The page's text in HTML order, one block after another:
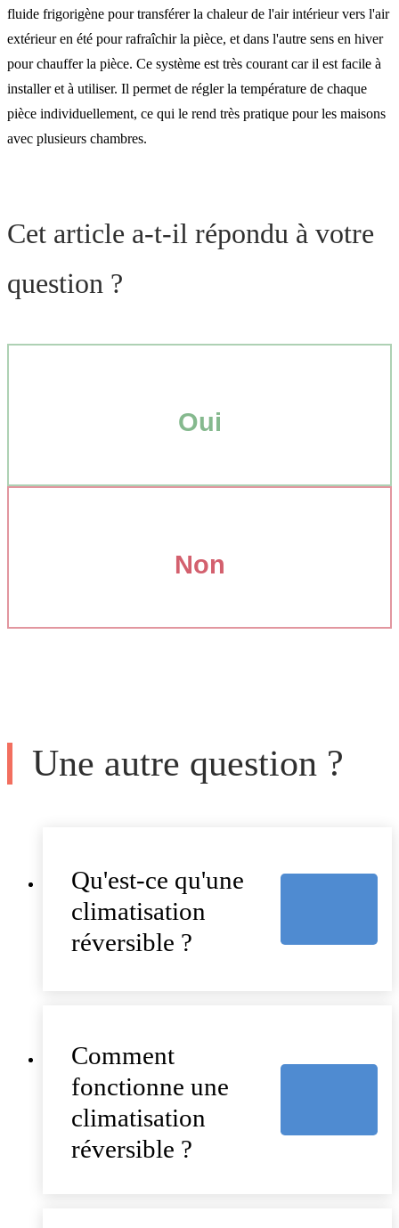
fluide frigorigène pour transférer la chaleur de l'air intérieur vers l'air
extérieur en été pour rafraîchir la pièce, et dans l'autre sens en hiver
pour chauffer la pièce. Ce système est très courant car il est facile à
installer et à utiliser. Il permet de régler la température de chaque
pièce individuellement, ce qui le rend très pratique pour les maisons
avec plusieurs chambres.
Cet article a-t-il répondu à votre
question ?
Oui
Non
Une autre question ?
Qu'est-ce qu'une
climatisation
réversible ?
Comment
fonctionne une
climatisation
réversible ?